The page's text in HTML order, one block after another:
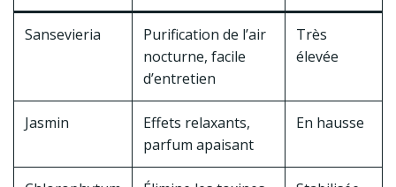
Sansevieria
Purification de l’air
nocturne, facile
d’entretien
Très
élevée
Jasmin
Effets relaxants,
parfum apaisant
En hausse